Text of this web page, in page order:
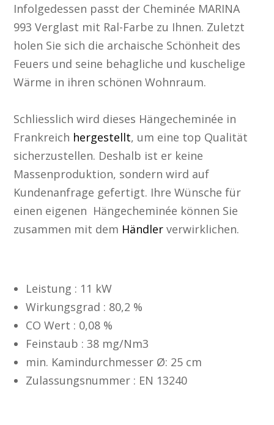
Infolgedessen passt der Cheminée MARINA
993 Verglast mit Ral-Farbe zu Ihnen. Zuletzt
holen Sie sich die archaische Schönheit des
Feuers und seine behagliche und kuschelige
Wärme in ihren schönen Wohnraum.
Schliesslich wird dieses Hängecheminée in
Frankreich hergestellt, um eine top Qualität
sicherzustellen. Deshalb ist er keine
Massenproduktion, sondern wird auf
Kundenanfrage gefertigt. Ihre Wünsche für
einen eigenen Hängecheminée können Sie
zusammen mit dem Händler verwirklichen.
Leistung : 11 kW
Wirkungsgrad : 80,2 %
CO Wert : 0,08 %
Feinstaub : 38 mg/Nm3
min. Kamindurchmesser Ø: 25 cm
Zulassungsnummer : EN 13240